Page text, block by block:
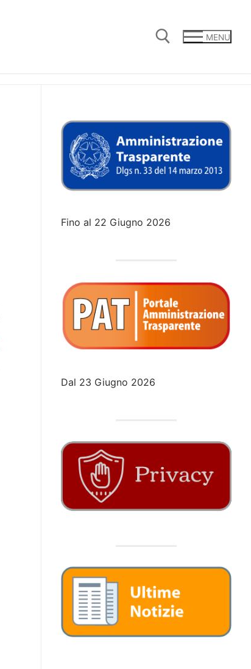
MENU
Fino al 22 Giugno 2026
Dal 23 Giugno 2026